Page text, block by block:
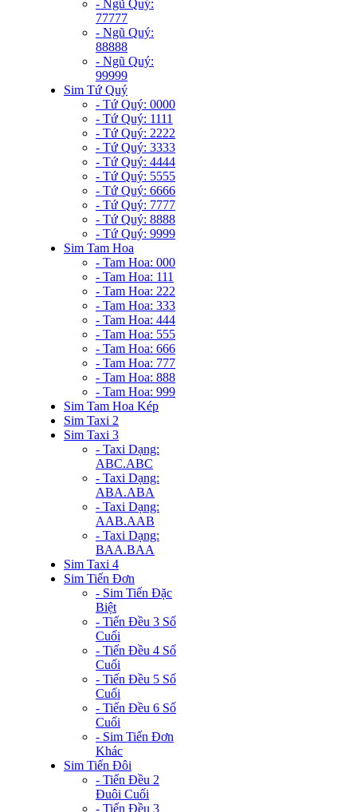
- Ngũ Quý:
77777
- Ngũ Quý:
88888
- Ngũ Quý:
99999
Sim Tứ Quý
- Tứ Quý: 0000
- Tứ Quý: 1111
- Tứ Quý: 2222
- Tứ Quý: 3333
- Tứ Quý: 4444
- Tứ Quý: 5555
- Tứ Quý: 6666
- Tứ Quý: 7777
- Tứ Quý: 8888
- Tứ Quý: 9999
Sim Tam Hoa
- Tam Hoa: 000
- Tam Hoa: 111
- Tam Hoa: 222
- Tam Hoa: 333
- Tam Hoa: 444
- Tam Hoa: 555
- Tam Hoa: 666
- Tam Hoa: 777
- Tam Hoa: 888
- Tam Hoa: 999
Sim Tam Hoa Kép
Sim Taxi 2
Sim Taxi 3
- Taxi Dạng:
ABC.ABC
- Taxi Dạng:
ABA.ABA
- Taxi Dạng:
AAB.AAB
- Taxi Dạng:
BAA.BAA
Sim Taxi 4
Sim Tiến Đơn
- Sim Tiến Đặc
Biệt
- Tiến Đều 3 Số
Cuối
- Tiến Đều 4 Số
Cuối
- Tiến Đều 5 Số
Cuối
- Tiến Đều 6 Số
Cuối
- Sim Tiến Đơn
Khác
Sim Tiến Đôi
- Tiến Đều 2
Đuôi Cuối
- Tiến Đều 3